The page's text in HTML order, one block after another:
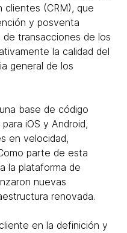
(CRM), que
y posventa
transacciones de los
la calidad del
general de los
base de código
iOS y Android,
en velocidad,
parte de esta
la plataforma de
nuevas
renovada.
en la definición y